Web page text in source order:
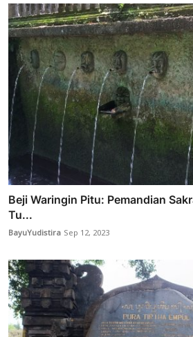
Beji Waringin Pitu: Pemandian
Tu...
BayuYudistira Sep 12, 2023